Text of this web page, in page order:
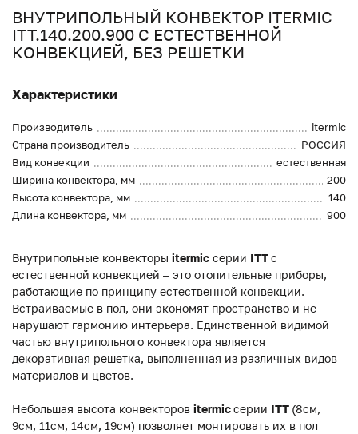
ВНУТРИПОЛЬНЫЙ КОНВЕКТОР ITERMIC
ITT.140.200.900 С ЕСТЕСТВЕННОЙ
КОНВЕКЦИЕЙ, БЕЗ РЕШЕТКИ
Характеристики
Производитель
itermic
Страна производитель
РОССИЯ
Вид конвекции
естественная
Ширина конвектора, мм
200
Высота конвектора, мм
140
Длина конвектора, мм
900
Внутрипольные конвекторы itermic серии ITTс
естественной конвекцией – это отопительные приборы,
работающие по принципу естественной конвекции.
Встраиваемые в пол, они экономят пространство и не
нарушают гармонию интерьера. Единственной видимой
частью внутрипольного конвектора является
декоративная решетка, выполненная из различных видов
материалов и цветов.
Небольшая высота конвекторов itermicсерии ITT (8см,
9см, 11см, 14см, 19см) позволяет монтировать их в пол